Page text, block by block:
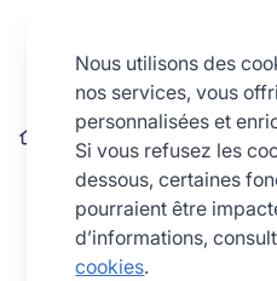
Pelle de retournement
Nous utilisons des
nos services, vous
personnalisées et
Si vous refusez les
dessous, certaines
pourraient être
d’informations,
cookies.